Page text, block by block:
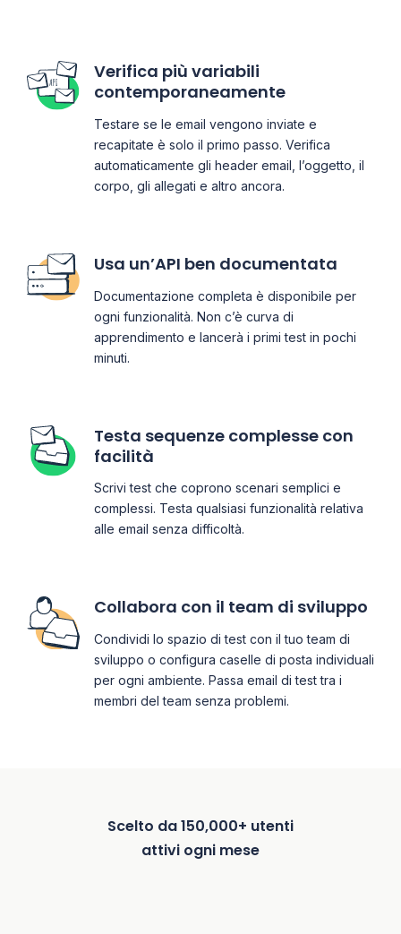
Verifica più variabili
contemporaneamente
Testare se le email vengono inviate e
recapitate è solo il primo passo. Verifica
automaticamente gli header email, l’oggetto, il
corpo, gli allegati e altro ancora.
Usa un’API ben documentata
Documentazione completa è disponibile per
ogni funzionalità. Non c’è curva di
apprendimento e lancerà i primi test in pochi
minuti.
Testa sequenze complesse con
facilità
Scrivi test che coprono scenari semplici e
complessi. Testa qualsiasi funzionalità relativa
alle email senza difficoltà.
Collabora con il team di sviluppo
Condividi lo spazio di test con il tuo team di
sviluppo o configura caselle di posta individuali
per ogni ambiente. Passa email di test tra i
membri del team senza problemi.
Scelto da 150,000+ utenti
attivi ogni mese